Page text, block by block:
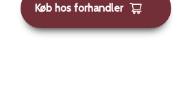
Køb hos forhandler